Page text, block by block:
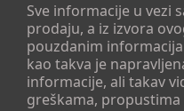
Sve informacije u vezi
prodaju, a iz izvora
pouzdanim
kao takva je
informacije, ali takav
greškama, propustima